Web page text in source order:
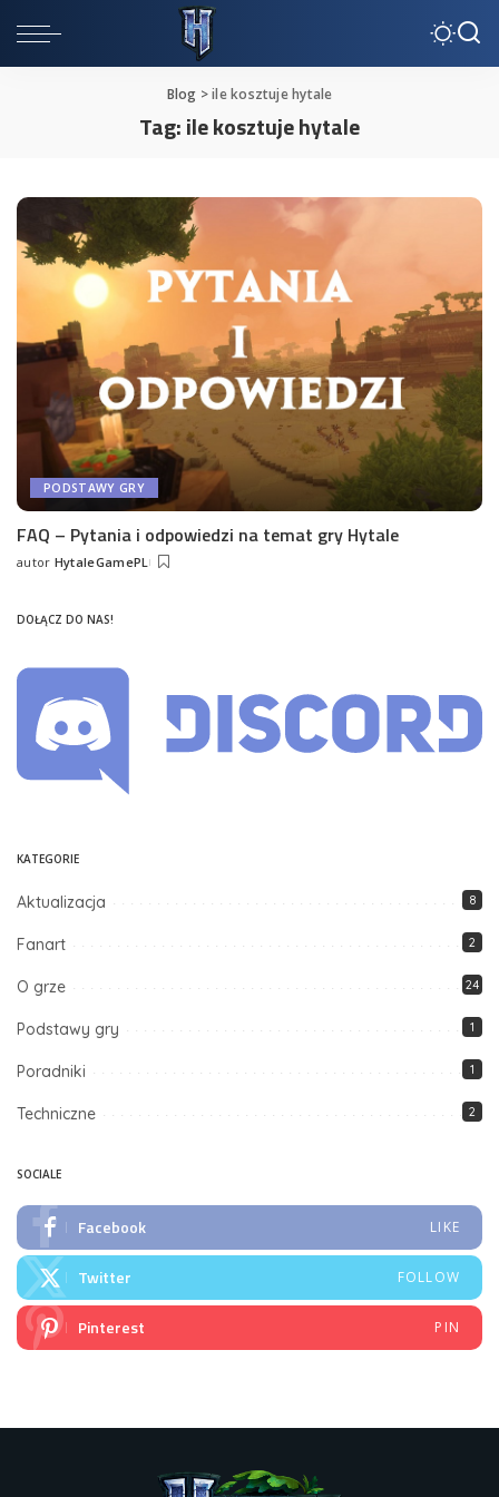
Blog >ile kosztuje hytale
Tag:ile kosztuje hytale
PODSTAWY GRY
FAQ – Pytania i odpowiedzi na temat gry Hytale
Posted
autor HytaleGamePL
DOŁĄCZ DO NAS!
KATEGORIE
Aktualizacja 8
Fanart 2
O grze 24
Podstawy gry 1
Poradniki 1
Techniczne 2
SOCIALE
Facebook LIKE
Twitter FOLLOW
Pinterest PIN